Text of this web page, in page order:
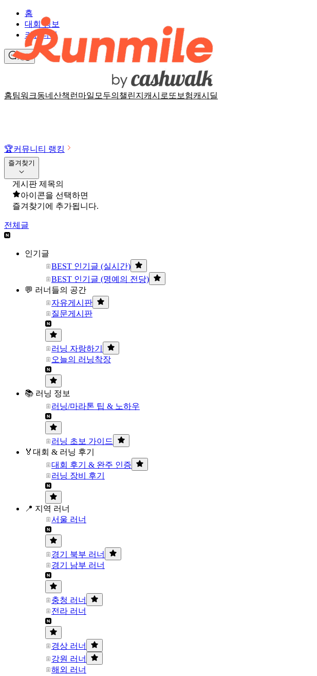
홈팀워크동네산책 런마일 모두의챌린지 캐시로또 보험캐시딜
홈
대회 정보
커뮤니티
채팅
🏆커뮤니티 랭킹
즐겨찾기
게시판 제목의
아이콘을 선택하면
즐겨찾기에 추가됩니다.
전체글
인기글
BEST 인기글 (실시간)
BEST 인기글 (명예의 전당)
💬 러너들의 공간
자유게시판
질문게시판
러닝 자랑하기
오늘의 러닝착장
📚 러닝 정보
러닝/마라톤 팁 & 노하우
러닝 초보 가이드
🏅대회 & 러닝 후기
대회 후기 & 완주 인증
러닝 장비 후기
📍 지역 러너
서울 러너
경기 북부 러너
경기 남부 러너
충청 러너
전라 러너
경상 러너
강원 러너
해외 러너